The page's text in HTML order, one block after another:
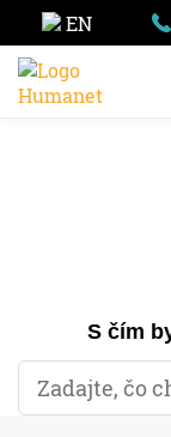
EN
S čím